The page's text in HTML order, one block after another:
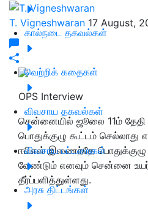
கால்நடை தகவல்கள்
வெற்றிக் கதைகள்
விவசாய தகவல்கள்
விவசாய பட்டறைகள்
அரசு திட்டங்கள்
T. Vigneshwaran 17 August,
OPS Interview
சென்னையில் ஜூலை 11ம் தேதி
பொதுக்குழு கூட்டம் செல்லாது
ஈபிஎஸ் இணைந்தே பொதுக்குழு
வேண்டும் எனவும் சென்னை
தீர்ப்பளித்துள்ளது.